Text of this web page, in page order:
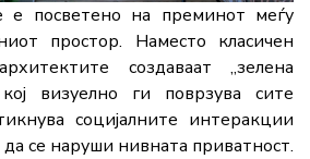
е посветено на преминот меѓу
простор. Наместо класичен
создаваат „зелена
визуелно ги поврзува сите
социјалните интеракции
се наруши нивната приватност.